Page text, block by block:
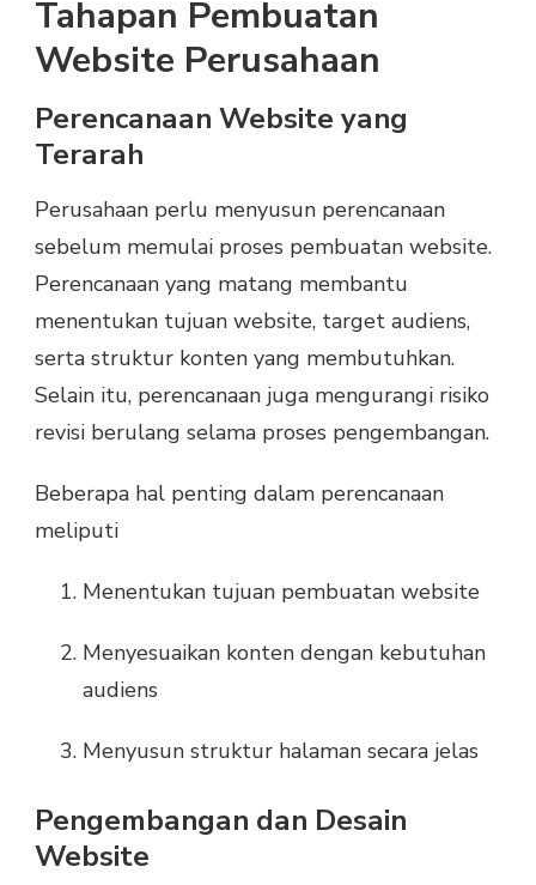
Tahapan Pembuatan
Website Perusahaan
Perencanaan Website yang
Terarah
Perusahaan perlu menyusun perencanaan
sebelum memulai proses pembuatan website.
Perencanaan yang matang membantu
menentukan tujuan website, target audiens,
serta struktur konten yang membutuhkan.
Selain itu, perencanaan juga mengurangi risiko
revisi berulang selama proses pengembangan.
Beberapa hal penting dalam perencanaan
meliputi
Menentukan tujuan pembuatan website
Menyesuaikan konten dengan kebutuhan
audiens
Menyusun struktur halaman secara jelas
Pengembangan dan Desain
Website